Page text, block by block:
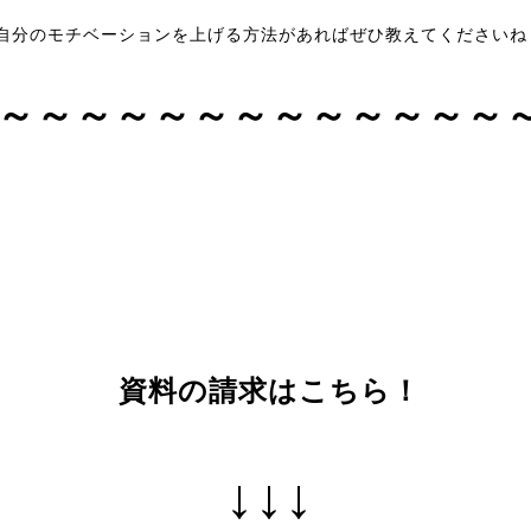
分のモチベーションを上げる方法があればぜひ教えてくださいね
～～～～ ～ ～～～ ～～～～
資料の請求はこちら！
↓↓↓